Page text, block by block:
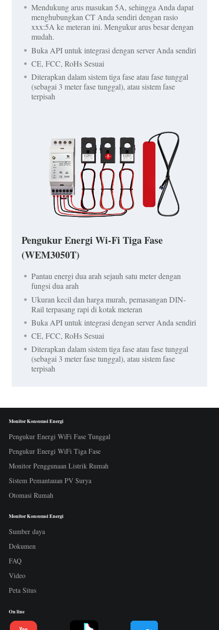
Mendukung arus masukan 5A, sehingga Anda dapat
menghubungkan CT Anda sendiri dengan rasio
xxx:5A ke meteran ini. Mengukur arus besar dengan
mudah.
Buka API untuk integrasi dengan server Anda sendiri
CE, FCC, RoHs Sesuai
Diterapkan dalam sistem tiga fase atau fase tunggal
(sebagai 3 meter fase tunggal), atau sistem fase
terpisah
Pengukur Energi Wi-Fi Tiga Fase
(WEM3050T)
Pantau energi dua arah sejauh satu meter dengan
fungsi dua arah
Ukuran kecil dan harga murah, pemasangan DIN-
Rail terpasang rapi di kotak meteran
Buka API untuk integrasi dengan server Anda sendiri
CE, FCC, RoHs Sesuai
Diterapkan dalam sistem tiga fase atau fase tunggal
(sebagai 3 meter fase tunggal), atau sistem fase
terpisah
Monitor Konsumsi Energi
Pengukur Energi WiFi Fase Tunggal
Pengukur Energi WiFi Tiga Fase
Monitor Penggunaan Listrik Rumah
Sistem Pemantauan PV Surya
Otomasi Rumah
Monitor Konsumsi Energi
Sumber daya
Dokumen
FAQ
Video
Peta Situs
On line